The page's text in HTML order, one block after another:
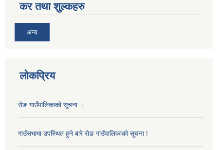
कर तथा शुल्कहरु
अन्य
लोकप्रिय
राेङ गाउँपालिकाको सूचना ।
गाउँसभामा उपस्थित हुने बारे रोङ गाउँपालिकाको सूचना !